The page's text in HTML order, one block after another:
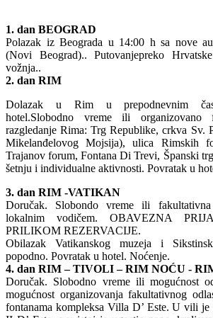
1. dan BEOGRAD
Polazak iz Beograda u 14:00 h sa nove
(Novi Beograd).. Putovanjepreko
vožnja..
2. dan RIM
Dolazak u Rim u prepodnevnim
hotel.Slobodno vreme ili organizovano
razgledanje Rima: Trg Republike, crkva Sv.
Mikelanđelovog Mojsija), ulica Rimskih
Trajanov forum, Fontana Di Trevi, Španski
šetnju i individualne aktivnosti. Povratak u
3. dan RIM -VATIKAN
Doručak. Slobondo vreme ili
lokalnim vodičem. OBAVEZNA
PRILIKOM REZERVACIJE.
Obilazak Vatikanskog muzeja i
popodno. Povratak u hotel. Noćenje.
4. dan RIM – TIVOLI – RIM NOĆU -
Doručak. Slobodno vreme ili mogućnost
mogućnost organizovanja fakultativnog
fontanama kompleksa Villa D’ Este. U vili